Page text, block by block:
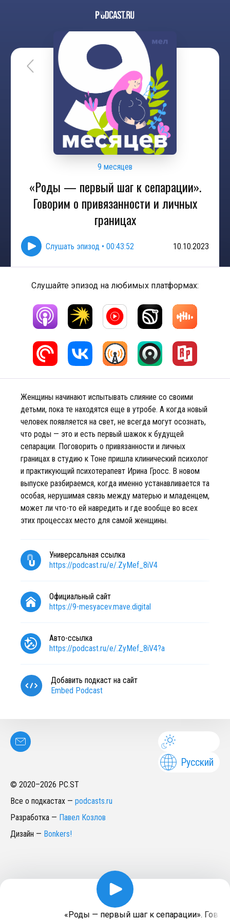
9 месяцев
«​Роды — первый шаг к сепарации».
Говорим о привязанности и личных
границах
Слушать эпизод • 00:43:52 10.10.2023
Слушайте эпизод на любимых платформах:
Женщины начинают испытывать слияние со своими
детьми, пока те находятся еще в утробе. А когда новый
человек появляется на свет, не всегда могут осознать,
что роды — это и есть первый шажок к будущей
сепарации. Поговорить о привязанности и личных
границах в студию к Тоне пришла клинический психолог
и практикующий психотерапевт Ирина Гросс. В новом
выпуске разбираемся, когда именно устанавливается та
особая, нерушимая связь между матерью и младенцем,
может ли что-то ей навредить и где вообще во всех
этих процессах место для самой женщины.
Универсальная ссылка
https://podcast.ru/e/.ZyMef_8iV4
Официальный сайт
https://9-mesyacev.mave.digital
Авто-ссылка
https://podcast.ru/e/.ZyMef_8iV4?a
Добавить подкаст на сайт
Embed Podcast
Русский
© 2020–2026 PC.ST
Все о подкастах — podcasts.ru
Разработка — Павел Козлов
Дизайн — Bonkers!
«​Роды — первый шаг к сепарации».